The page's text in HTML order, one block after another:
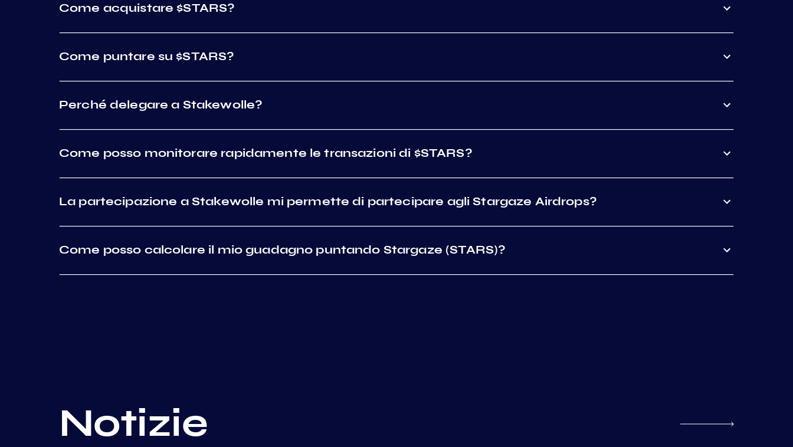
Come acquistare $STARS?
Come puntare su $STARS?
Perché delegare a Stakewolle?
Come posso monitorare rapidamente le transazioni di $STARS?
La partecipazione a Stakewolle mi permette di partecipare agli Stargaze Airdrops?
Come posso calcolare il mio guadagno puntando Stargaze (STARS)?
Notizie